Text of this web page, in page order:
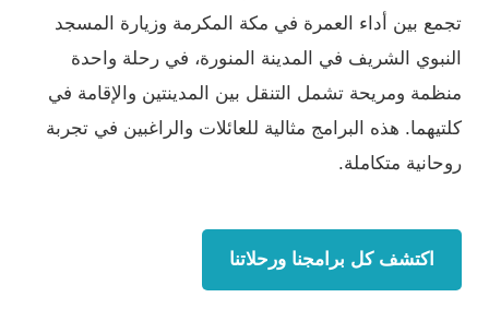
تجمع بين أداء العمرة في مكة المكرمة وزيارة المسجد
النبوي الشريف في المدينة المنورة، في رحلة واحدة
منظمة ومريحة تشمل التنقل بين المدينتين والإقامة في
كلتيهما. هذه البرامج مثالية للعائلات والراغبين في تجربة
روحانية متكاملة.
اكتشف كل برامجنا ورحلاتنا